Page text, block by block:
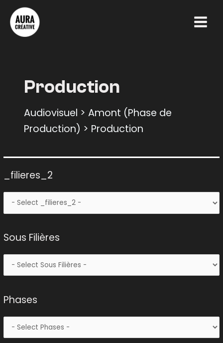
contenu
Menu
Production
Audiovisuel > Amont (Phase de
Production) > Production
_filieres_2
Sous Filières
Phases